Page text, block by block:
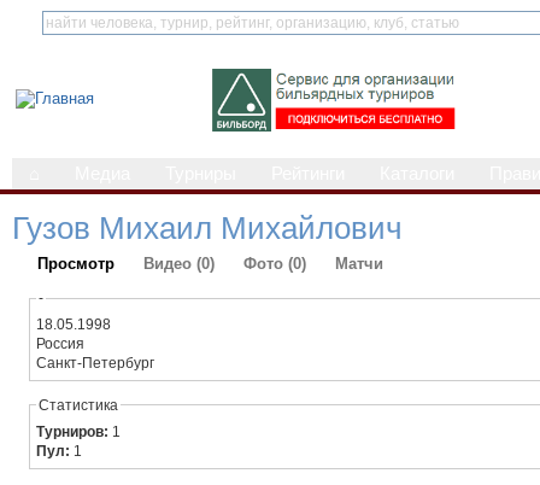
Гузов Михаил Михайлович
Просмотр Видео (0) Фото (0) Матчи
-
18.05.1998
Россия
Санкт-Петербург
Статистика
Турниров: 1
Пул: 1